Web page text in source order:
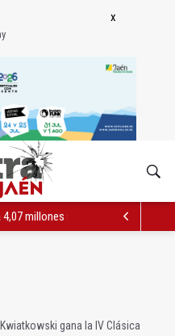
4,07 millones su inversión social en
gana la IV Clásica